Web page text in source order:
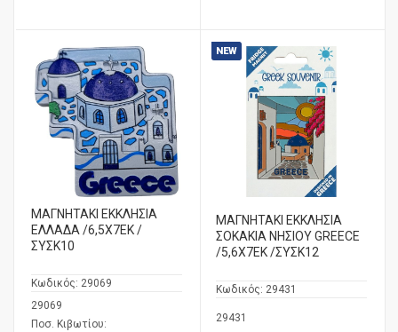
ΜΑΓΝΗΤΑΚΙ ΕΚΚΛΗΣΙΑ
ΕΛΛΑΔΑ /6,5Χ7ΕΚ /
ΣΥΣΚ10
Κωδικός: 29069
29069
Ποσ. Κιβωτίου:
NEW
ΜΑΓΝΗΤΑΚΙ ΕΚΚΛΗΣΙΑ
ΣΟΚΑΚΙΑ ΝΗΣΙΟΥ GREECE
/5,6X7ΕΚ /ΣΥΣΚ12
Κωδικός: 29431
29431